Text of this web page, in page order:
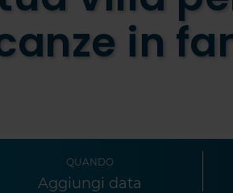
in
QUANDO